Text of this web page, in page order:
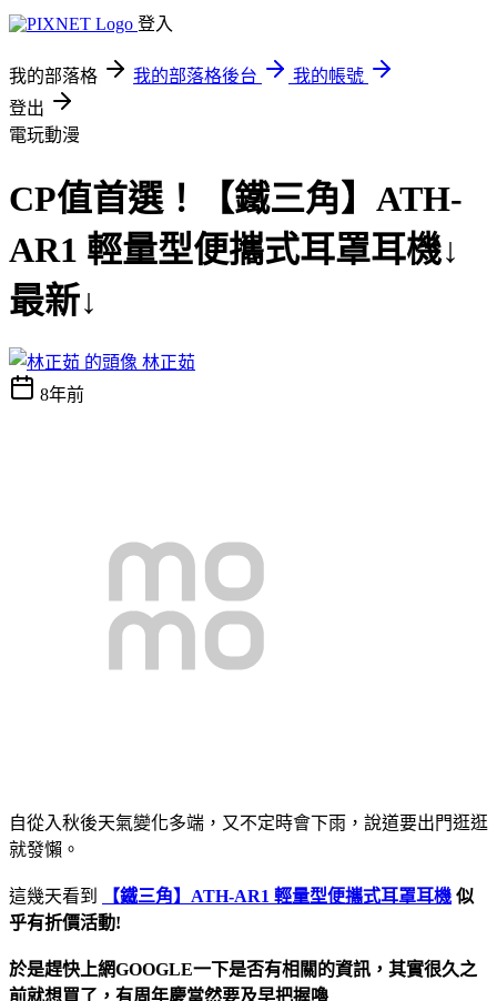
登入
我的部落格 我的部落格後台
我的帳號
登出
電玩動漫
CP值首選！【鐵三角】ATH-
AR1 輕量型便攜式耳罩耳機↓
最新↓
林正茹
8年前
自從入秋後天氣變化多端，又不定時會下雨，說道要出門逛逛
就發懶。
這幾天看到 【鐵三角】ATH-AR1 輕量型便攜式耳罩耳機 似
乎有折價活動!
於是趕快上網GOOGLE一下是否有相關的資訊，其實很久之
前就想買了，有周年慶當然要及早把握嚕